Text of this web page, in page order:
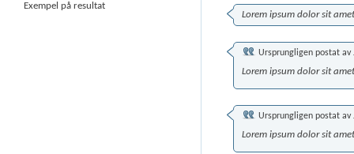
Lorem ipsum dolor sit amet
Ursprungligen postat av
Lorem ipsum dolor sit amet
Ursprungligen postat av
Lorem ipsum dolor sit amet
Exempel på resultat